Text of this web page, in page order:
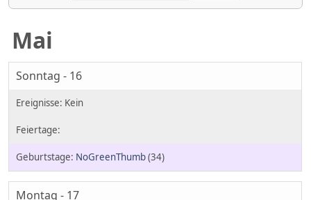
Mai
Sonntag - 16
NoGreenThumb(34)
Montag - 17